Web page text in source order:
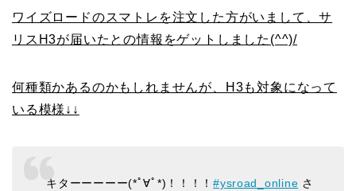
ワイズロードのスマトレを注文した方がいまして、サ
リスH3が届いたとの情報をゲットしました(^^)/
何種類かあるのかもしれませんが、H3も対象になって
いる模様↓↓
キターーーーー(*ﾟ∀ﾟ*)！！！！#ysroad_online さ